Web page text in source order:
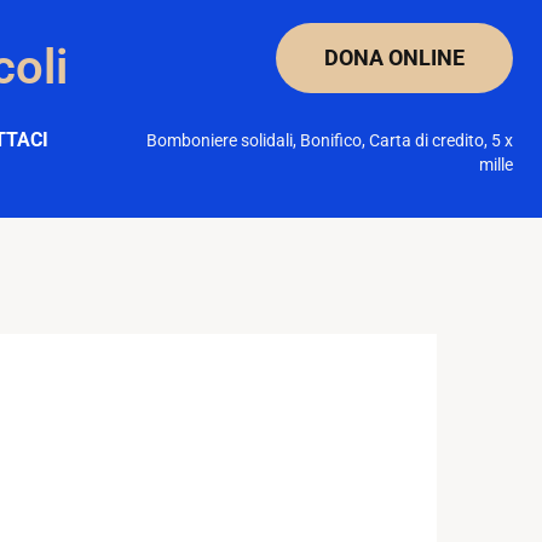
DONA ONLINE
Bomboniere solidali, Bonifico, Carta di credito, 5 x
mille